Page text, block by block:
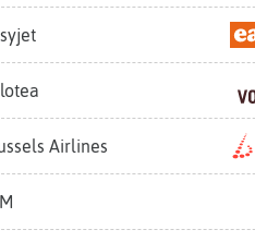
Airlines